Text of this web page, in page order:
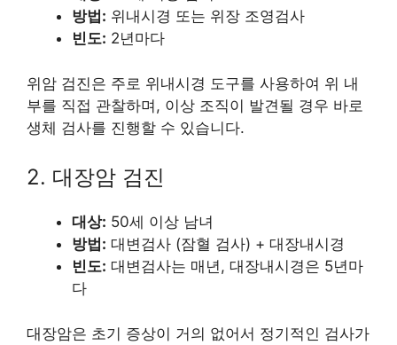
방법: 위내시경 또는 위장 조영검사
빈도: 2년마다
위암 검진은 주로 위내시경 도구를 사용하여 위 내
부를 직접 관찰하며, 이상 조직이 발견될 경우 바로
생체 검사를 진행할 수 있습니다.
2. 대장암 검진
대상: 50세 이상 남녀
방법: 대변검사 (잠혈 검사) + 대장내시경
빈도: 대변검사는 매년, 대장내시경은 5년마
다
대장암은 초기 증상이 거의 없어서 정기적인 검사가